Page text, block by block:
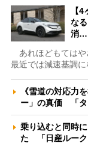
【
な
消…
あれほどもてはや
最近では減速基調
《雪道の対応力
ー」の真価 「
乗り込むと同時
た 「日産ルー